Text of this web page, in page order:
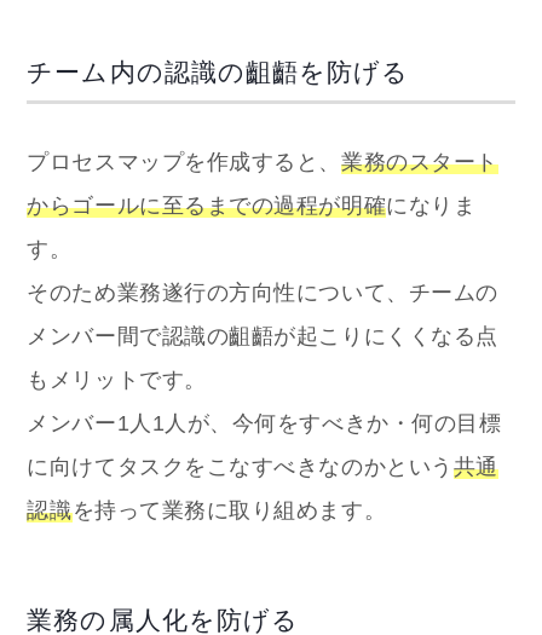
チーム内の認識の齟齬を防げる
プロセスマップを作成すると、 業務のスタート
からゴールに至るまでの過程が明確になりま
す。
そのため業務遂行の方向性について、チームの
メンバー間で認識の齟齬が起こりにくくなる点
もメリットです。
メンバー1人1人が、今何をすべきか・何の目標
に向けてタスクをこなすべきなのかという 共通
認識を持って業務に取り組めます。
業務の属人化を防げる